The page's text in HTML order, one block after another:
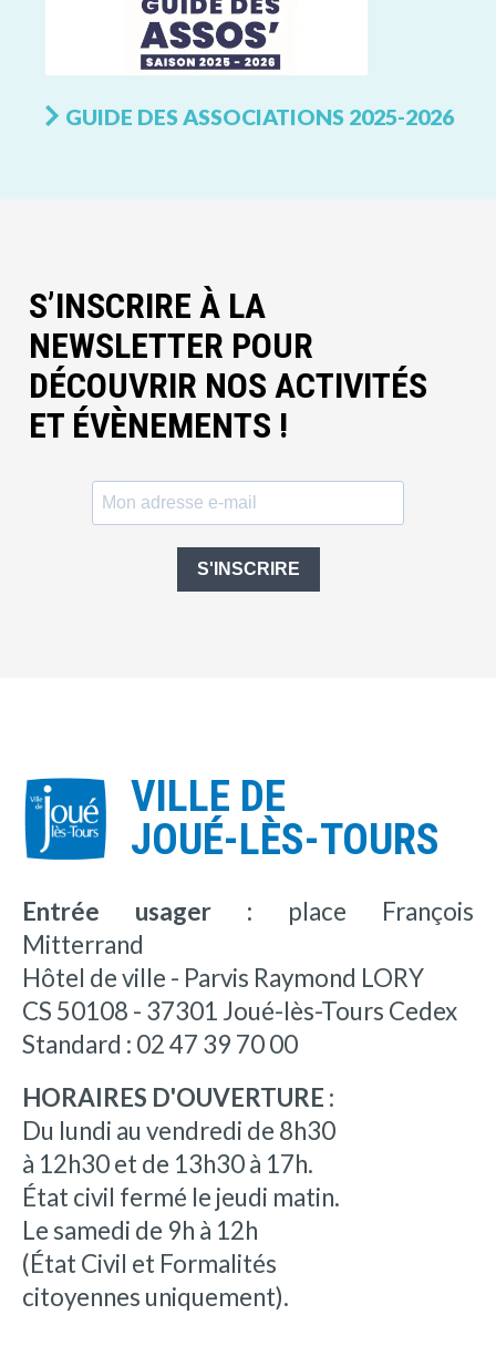
GUIDE DES ASSOCIATIONS 2025-2026
S’INSCRIRE À LA
NEWSLETTER POUR
DÉCOUVRIR NOS ACTIVITÉS
ET ÉVÈNEMENTS !
S'INSCRIRE
VILLE DE
JOUÉ-LÈS-TOURS
Entrée usager : place François
Mitterrand
Hôtel de ville - Parvis Raymond LORY
CS 50108 - 37301 Joué-lès-Tours Cedex
Standard : 02 47 39 70 00
HORAIRES D'OUVERTURE :
Du lundi au vendredi de 8h30
à 12h30 et de 13h30 à 17h.
État civil fermé le jeudi matin.
Le samedi de 9h à 12h
(État Civil et Formalités
citoyennes uniquement).